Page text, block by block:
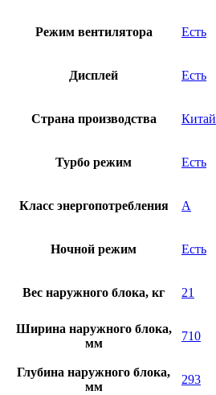
Режим вентилятора Есть
Дисплей Есть
Страна производства Китай
Турбо режим Есть
Класс энергопотребления A
Ночной режим Есть
Вес наружного блока, кг 21
Ширина наружного блока,
мм
710
Глубина наружного блока,
мм
293